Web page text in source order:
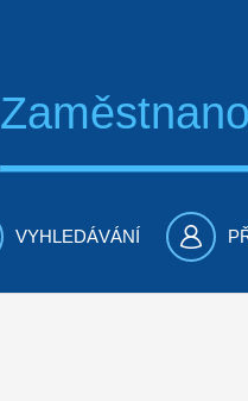
VYHLEDÁVÁNÍ